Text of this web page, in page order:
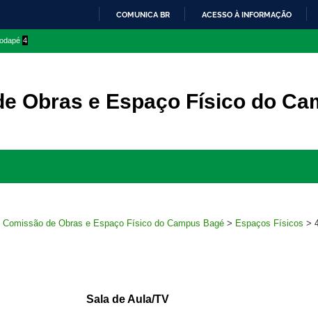
O
COMUNICA BR ACESSO À INFORMAÇÃO
4
Obras e Espaço Físico do
Comissão de Obras e Espaço Físico do Campus Bagé > Espaços Físicos >
Sala de Aula/TV